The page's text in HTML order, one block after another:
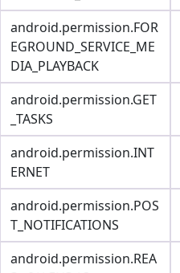
android.permission.FOR
EGROUND_SERVICE_ME
DIA_PLAYBACK
android.permission.GET
_TASKS
android.permission.INT
ERNET
android.permission.POS
T_NOTIFICATIONS
android.permission.REA